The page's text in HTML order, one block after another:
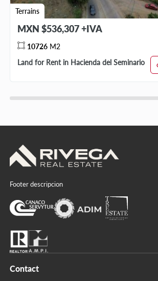
Terrains
MXN $536,307 +IVA
10726 M2
Land for Rent in Hacienda del Seminario
Footer descripcion
Contact